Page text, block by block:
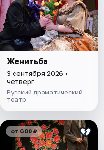
Женитьба
3 сентября 2026 •
четверг
Русский драматический
театр
от 600 ₽